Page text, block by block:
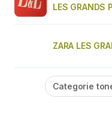
LES GRANDS
ZARA LES
Categorie